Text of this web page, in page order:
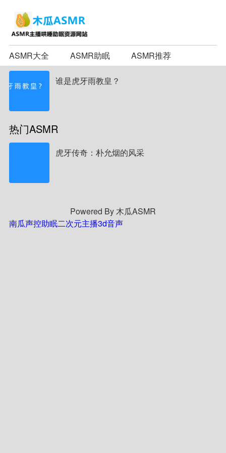
ASMR大全 ASMR助眠 ASMR推荐
谁是虎牙雨教皇？
热门ASMR
虎牙传奇：朴允烟的风采
Powered By 木瓜ASMR
南瓜声控助眠二次元主播3d音声